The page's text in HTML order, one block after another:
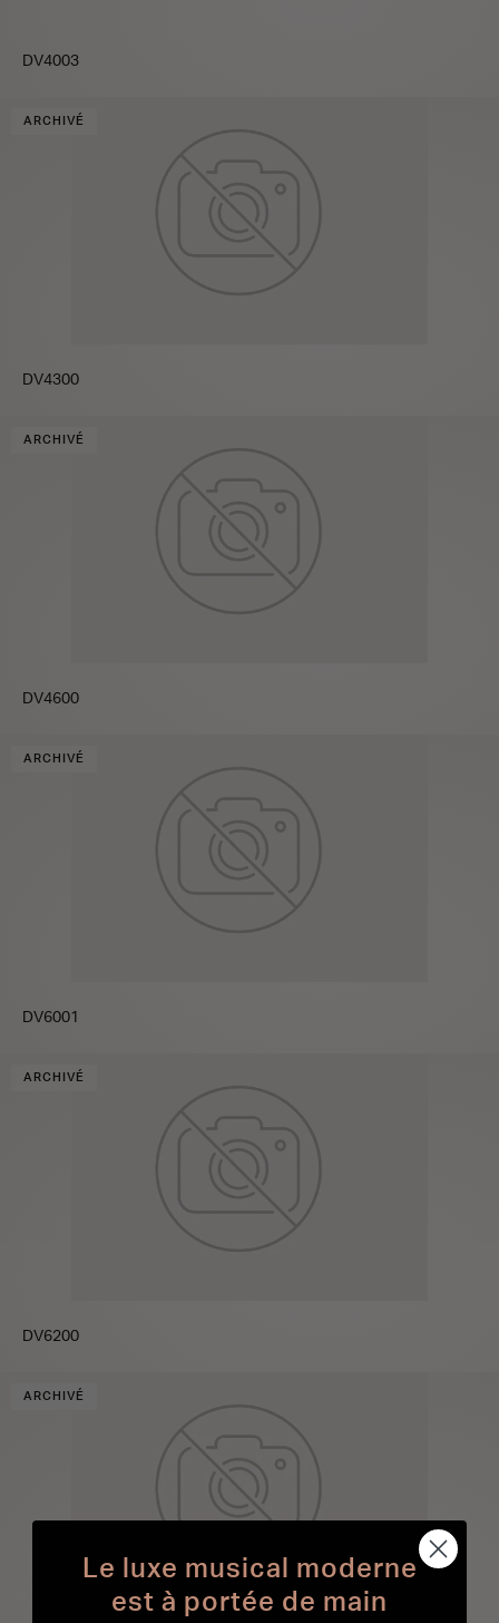
DV4003
ARCHIVÉ
DV4300
ARCHIVÉ
DV4600
ARCHIVÉ
DV6001
ARCHIVÉ
DV6200
ARCHIVÉ
Le luxe musical moderne
est à portée de main